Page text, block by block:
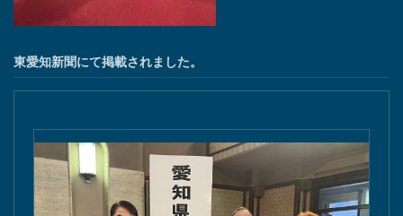
東愛知新聞にて掲載されました。